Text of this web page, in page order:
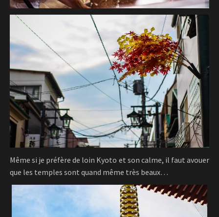
Même si je préfère de loin Kyoto et son calme, il faut avouer
que les temples sont quand même très beaux…